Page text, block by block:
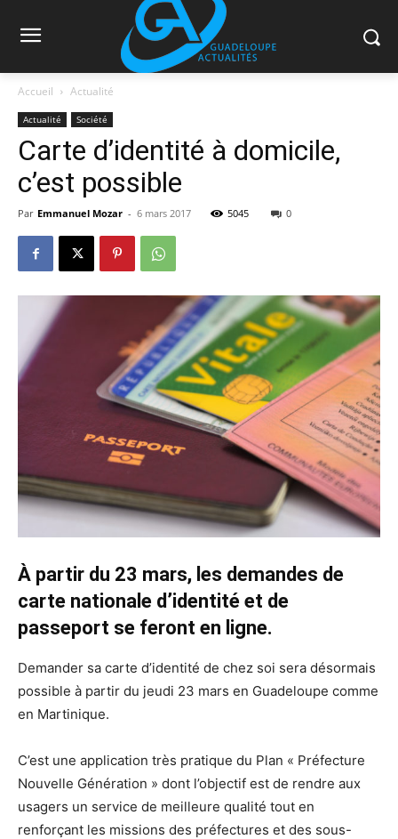
Accueil Actualité
Actualité Société
Carte d’identité à domicile,
c’est possible
Par Emmanuel Mozar - 6 mars 2017 5045 0
À partir du 23 mars, les demandes de
carte nationale d’identité et de
passeport se feront en ligne.
Demander sa carte d’identité de chez soi sera désormais
possible à partir du jeudi 23 mars en Guadeloupe comme
en Martinique.
C’est une application très pratique du Plan « Préfecture
Nouvelle Génération » dont l’objectif est de rendre aux
usagers un service de meilleure qualité tout en
renforçant les missions des préfectures et des sous-